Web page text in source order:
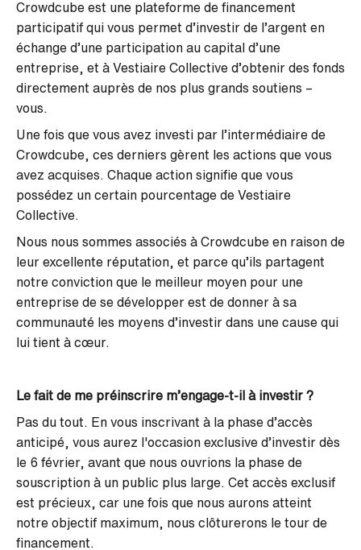
Crowdcube est une plateforme de financement
participatif qui vous permet d’investir de l’argent en
échange d’une participation au capital d’une
entreprise, et à Vestiaire Collective d’obtenir des fonds
directement auprès de nos plus grands soutiens –
vous.
Une fois que vous avez investi par l’intermédiaire de
Crowdcube, ces derniers gèrent les actions que vous
avez acquises. Chaque action signifie que vous
possédez un certain pourcentage de Vestiaire
Collective.
Nous nous sommes associés à Crowdcube en raison de
leur excellente réputation, et parce qu’ils partagent
notre conviction que le meilleur moyen pour une
entreprise de se développer est de donner à sa
communauté les moyens d’investir dans une cause qui
lui tient à cœur.
Le fait de me préinscrire m’engage-t-il à investir ?
Pas du tout. En vous inscrivant à la phase d’accès
anticipé, vous aurez l'occasion exclusive d’investir dès
le 6 février, avant que nous ouvrions la phase de
souscription à un public plus large. Cet accès exclusif
est précieux, car une fois que nous aurons atteint
notre objectif maximum, nous clôturerons le tour de
financement.